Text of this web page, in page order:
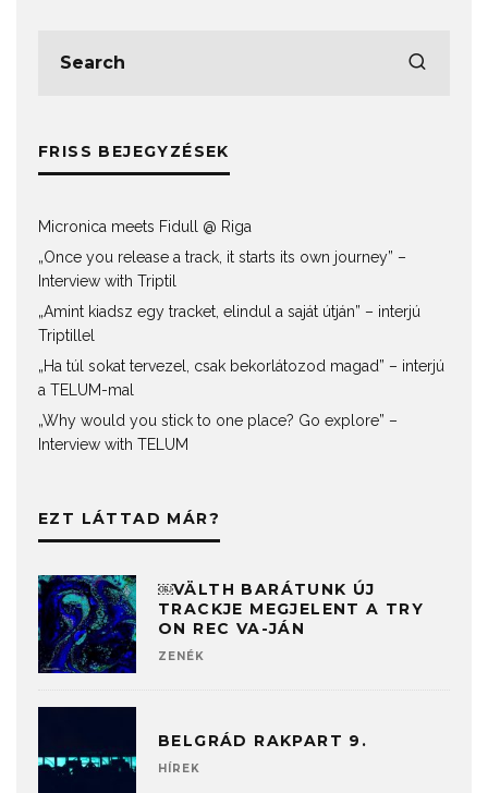
FRISS BEJEGYZÉSEK
Micronica meets Fidull @ Riga
„Once you release a track, it starts its own journey” –
Interview with Triptil
„Amint kiadsz egy tracket, elindul a saját útján” – interjú
Triptillel
„Ha túl sokat tervezel, csak bekorlátozod magad” – interjú
a TELUM-mal
„Why would you stick to one place? Go explore” –
Interview with TELUM
EZT LÁTTAD MÁR?
￼VÄLTH BARÁTUNK ÚJ
TRACKJE MEGJELENT A TRY
ON REC VA-JÁN
ZENÉK
BELGRÁD RAKPART 9.
HÍREK